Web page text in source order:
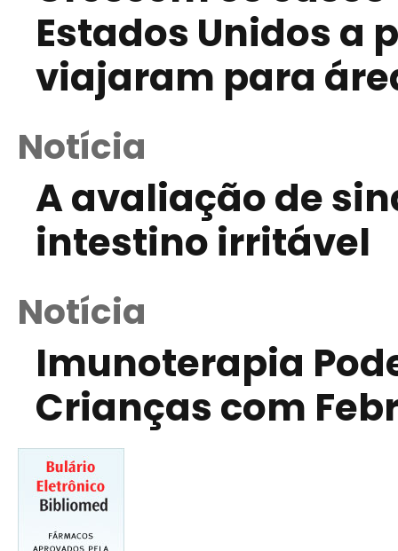
Estados Unidos a
viajaram para
Notícia
A avaliação de
intestino irritável
Notícia
Imunoterapia
Crianças com